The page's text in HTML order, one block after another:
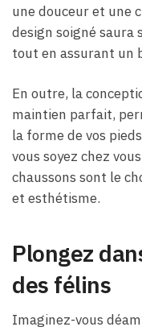
une douceur et une
design soigné saura
tout en assurant un
En outre, la
maintien parfait,
la forme de vos
vous soyez chez
chaussons sont le
et esthétisme.
Plongez
des félins
Imaginez-vous